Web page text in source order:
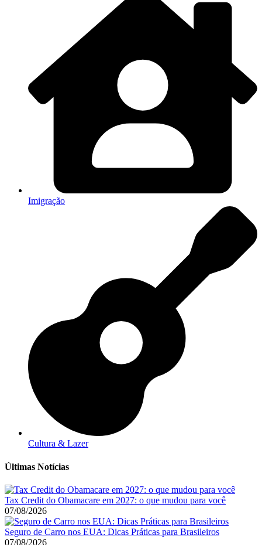
Imigração
Cultura & Lazer
Últimas Notícias
Tax Credit do Obamacare em 2027: o que mudou para você
07/08/2026
Seguro de Carro nos EUA: Dicas Práticas para Brasileiros
07/08/2026